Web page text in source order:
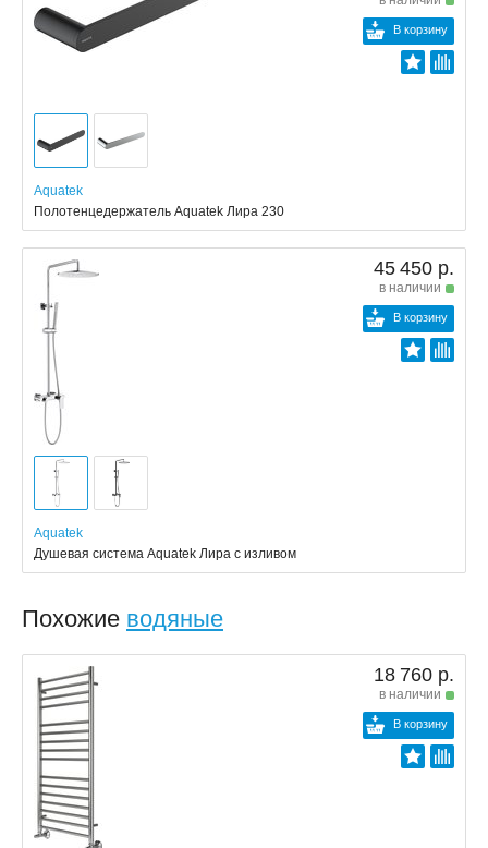
В корзину
Aquatek
Полотенцедержатель Aquatek Лира 230
45 450 р.
в наличии
В корзину
Aquatek
Душевая система Aquatek Лира с изливом
Похожие водяные
18 760 р.
в наличии
В корзину